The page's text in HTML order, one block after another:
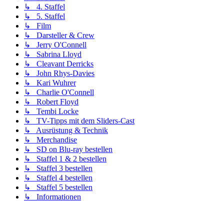
↳ 4. Staffel
↳ 5. Staffel
↳ Film
↳ Darsteller & Crew
↳ Jerry O'Connell
↳ Sabrina Lloyd
↳ Cleavant Derricks
↳ John Rhys-Davies
↳ Kari Wuhrer
↳ Charlie O'Connell
↳ Robert Floyd
↳ Tembi Locke
↳ TV-Tipps mit dem Sliders-Cast
↳ Ausrüstung & Technik
↳ Merchandise
↳ SD on Blu-ray bestellen
↳ Staffel 1 & 2 bestellen
↳ Staffel 3 bestellen
↳ Staffel 4 bestellen
↳ Staffel 5 bestellen
↳ Informationen